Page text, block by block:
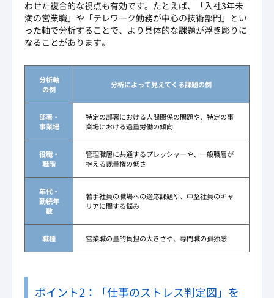
わせた複合的な視点も有効です。たとえば、「入社3年未
満の営業職」や「テレワーク勤務が中心の技術部門」とい
った軸で分析することで、より具体的な課題が浮き彫りに
なることがあります。
分析軸
の例
分析によって見えてくる課題の例
部署・
事業場
特定の部署における人間関係の問題や、特定の事
業場における過重労働の傾向
役職・
職階
管理職層に共通するプレッシャーや、一般職層が
抱える裁量権の低さ
年代・
勤続年
数
若手社員の職場への適応課題や、中堅社員のキャ
リアに関する悩み
職種 営業職の量的負担の大きさや、専門職の孤独感
ポイント2：「仕事のストレス判定図」を